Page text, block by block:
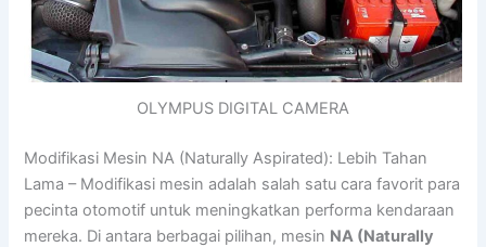
OLYMPUS DIGITAL CAMERA
Modifikasi Mesin NA (Naturally Aspirated): Lebih Tahan
Lama – Modifikasi mesin adalah salah satu cara favorit para
pecinta otomotif untuk meningkatkan performa kendaraan
mereka. Di antara berbagai pilihan, mesin NA (Naturally